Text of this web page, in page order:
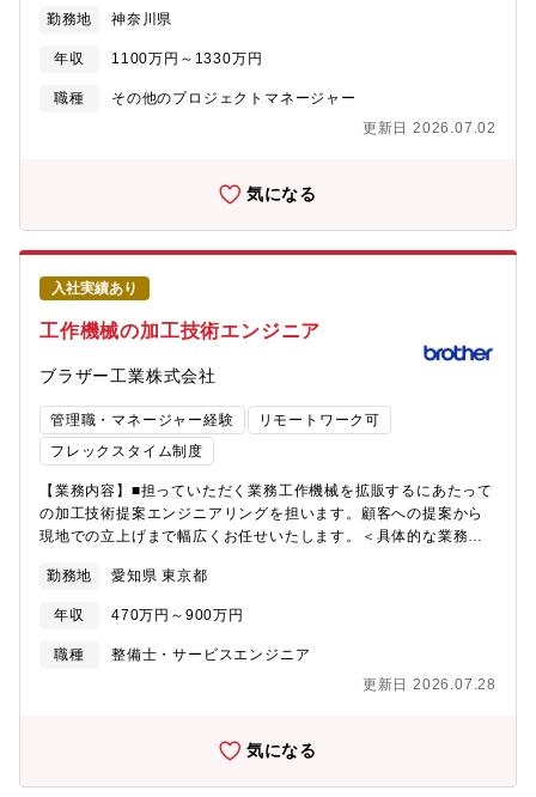
圧倒的なスピードで圧倒的な数を開発し続けること幸をカタチに
も幸をもらい、さらに幸をカタチにして幸を送り続ける【組織構
方針に基づき、開発工程の管理、組織内のメンバーの進捗管理、
収支・資産の管理を行う。防衛省殿向け無線通信システム開発に
おいて、プロジェクトマネージャーとしてシステム開発・開発全
体を取り纏める他、顧客への将来案件に対するシステム提案を取
隊の市場・顧客の要望等を調査し、顧客ニーズに合った製品とサ
リング・プロジェクト管理プログラムマネジメント計画の立案、
開発工程の遵守、開発リソース管理、外部パートナーとのベンダ
管理を実施し、プロジェクト運営を遂行する。③予算編成と原価
計算自身のプロジェクトの予算策定、外部からの調達、コスト管
理を実施し、原価の進捗管理を遂行する。【ポジションの魅力・
やりがい・キャリアパス】・顧客業務の理解や新たな技術活用
（デジタルスキル活用）の視点から、課題の抽出、システム提案
を行い、実際のシステム構築まで一気通貫で経験することが可能
です。・防衛省やその他官公庁をメインの顧客としており、社会
や国家の安全保証を支えるシステムインテグレーション業務の経
験を通じ、幅広いシステムインテグレーション業務を経験できる
ポジションです。・社会的意義の高い分野でのシステムインテグ
レーション業務に取組むことから、仕事に取組む上でのやりがい
や成果導出時の達成感などが感じられるプロジェクトに従事頂く
ことが可能となっています。・大規模なPJに携わることができ、
また、日立しか有していない技術や最先端の技術にも触れていた
だくことが可能です。【働く環境】・当該設計部門は約90名体制
であり、社員とグループ会社員は凡そ4：6の割合で構成されてい
れています。・働き方については、出社頻度は多いですが、在宅
め、全国に点在する自衛隊基地への出張があります。【募集背
景】防衛向け無人航空機(UAV)連接システム開発におけるシステム
分野では、自衛隊の有する様々な機種(航空機、車両、艦艇、地上)
勤務地 神奈川県
年収 1100万円～1330万円
職種
その他のプロジェクトマネージャー
更新日 2026.07.02
気になる
入社実績あり
工作機械の加工技術エンジニア
ブラザー工業株式会社
管理職・マネージャー経験
リモートワーク可
フレックスタイム制度
【業務内容】■担っていただく業務工作機械を拡販するにあたって
の加工技術提案エンジニアリングを担います。顧客への提案から
現地での立上げまで幅広くお任せいたします。＜具体的な業務内
る事の確認（試加工と治工具準備、評価、資料まとめ）・機械の
性能/機能、加工事例等をまとめた提案営業のための資料作成、及
び営業前線との同行サポート・市場で不具合が発生した場合の顧
客対応/訪問による問題解決・ターンキー加工ラインの立上げ業務
前線への技術トレーニング■将来的なキャリアパス刈谷本社での技
して活躍していただける機会があります。また、技術知識を強み
とした営業前線へと転身され要職につくキャリアもあります。■仕
事の進め方お客様から図面や部品を見せていただき、自社製品で
勤務地 愛知県 東京都
年収 470万円～900万円
職種
整備士・サービスエンジニア
更新日 2026.07.28
気になる